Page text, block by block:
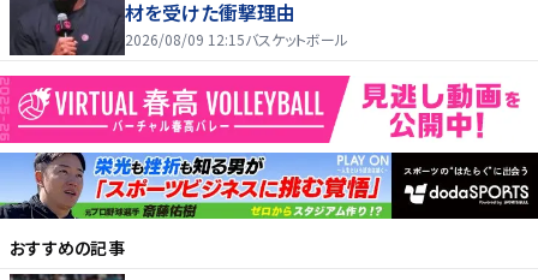
材を受けた衝撃理由
2026/08/09 12:15バスケットボール
おすすめの記事